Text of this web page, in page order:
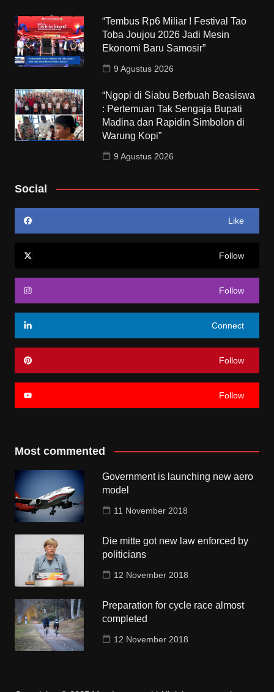
“Tembus Rp6 Miliar ! Festival Tao
Toba Joujou 2026 Jadi Mesin
Ekonomi Baru Samosir”
9 Agustus 2026
“Ngopi di Siabu Berbuah Beasiswa
: Pertemuan Tak Sengaja Bupati
Madina dan Rapidin Simbolon di
Warung Kopi”
9 Agustus 2026
Social
Like
Follow
Follow
Connect
Follow
Follow
Most commented
Government is launching new aero
model
11 November 2018
Die mitte got new law enforced by
politicians
12 November 2018
Preparation for cycle race almost
completed
12 November 2018